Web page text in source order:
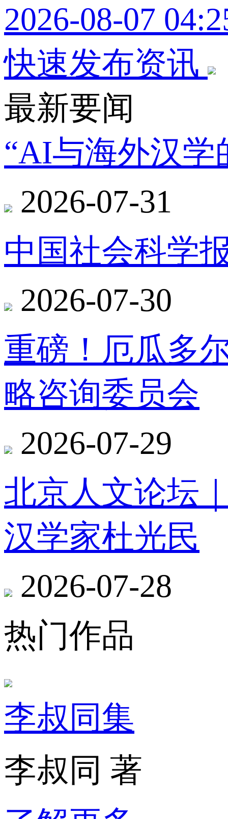
2026-08-07
快速发布资讯
最新要闻
“AI与海外汉学
2026-07-31
中国社会科学
2026-07-30
重磅！厄瓜多
略咨询委员会
2026-07-29
北京人文论坛
汉学家杜光民
2026-07-28
热门作品
李叔同集
李叔同 著